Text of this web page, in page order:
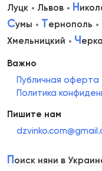
Луцк
Львов Н
Сумы Тернополь
Хмельницкий
Ч
Важно
Публичная оферта
Политика
Пишите нам
Поиск няни в